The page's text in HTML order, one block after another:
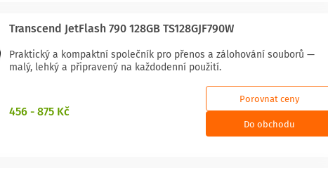
Transcend JetFlash 790 128GB TS128GJF790W
Praktický a kompaktní společník pro přenos a zálohování souborů —
malý, lehký a připravený na každodenní použití.
456 - 875 Kč
Porovnat ceny
Do obchodu